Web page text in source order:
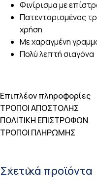
Φινίρισμα με
Πατενταρισμένος
χρήση
Με χαραγμένη
Πολύ λεπτή σιαγόνα
Επιπλέον πληροφορίες
ΤΡΟΠΟΙ ΑΠΟΣΤΟΛΗΣ
ΠΟΛΙΤΙΚΗ ΕΠΙΣΤΡΟΦΩΝ
ΤΡΟΠΟΙ ΠΛΗΡΩΜΗΣ
Σχετικά προϊόντα